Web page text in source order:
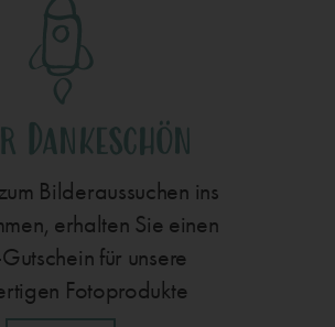
Dankeschön
Bilderaussuchen ins
erhalten Sie einen
für unsere
Fotoprodukte